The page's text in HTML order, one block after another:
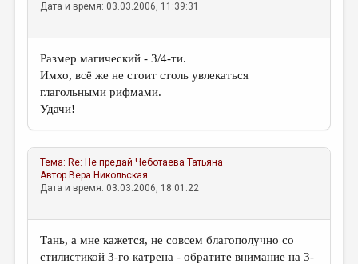
Дата и время: 03.03.2006, 11:39:31
Размер магический - 3/4-ти.
Имхо, всё же не стоит столь увлекаться
глагольными рифмами.
Удачи!
Тема: Re: Не предай Чеботаева Татьяна
Автор Вера Никольская
Дата и время: 03.03.2006, 18:01:22
Тань, а мне кажется, не совсем благополучно со
стилистикой 3-го катрена - обратите внимание на 3-